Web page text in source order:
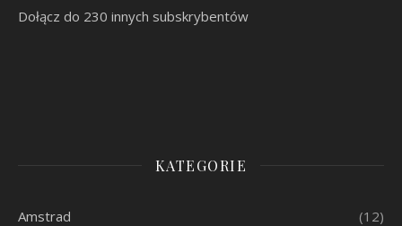
Dołącz do 230 innych subskrybentów
KATEGORIE
Amstrad (12)